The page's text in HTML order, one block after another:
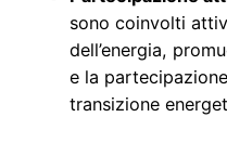
sono coinvolti
dell’energia,
e la
transizione